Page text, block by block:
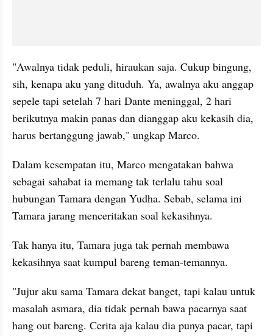
"Awalnya tidak peduli, hiraukan saja. Cukup bingung,
sih, kenapa aku yang dituduh. Ya, awalnya aku anggap
sepele tapi setelah 7 hari Dante meninggal, 2 hari
berikutnya makin panas dan dianggap aku kekasih dia,
harus bertanggung jawab," ungkap Marco.
Dalam kesempatan itu, Marco mengatakan bahwa
sebagai sahabat ia memang tak terlalu tahu soal
hubungan Tamara dengan Yudha. Sebab, selama ini
Tamara jarang menceritakan soal kekasihnya.
Tak hanya itu, Tamara juga tak pernah membawa
kekasihnya saat kumpul bareng teman-temannya.
"Jujur aku sama Tamara dekat banget, tapi kalau untuk
masalah asmara, dia tidak pernah bawa pacarnya saat
hang out bareng. Cerita aja kalau dia punya pacar, tapi